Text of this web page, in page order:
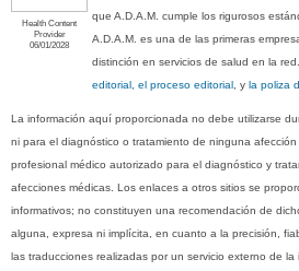
Health Content
Provider
06/01/2028
que A.D.A.M. cumple los rigurosos
A.D.A.M. es una de las primeras
distinción en servicios de salud en la
editorial, el proceso editorial , yla poliza
La información aquí proporcionada no debe utilizarse
ni para el diagnóstico o tratamiento de ninguna
profesional médico autorizado para el diagnóstico y
afecciones médicas. Los enlaces a otros sitios se
informativos; no constituyen una recomendación de
alguna, expresa ni implícita, en cuanto a la precisión,
las traducciones realizadas por un servicio externo de